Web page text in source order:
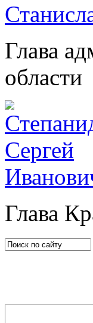
Глава
области
Глава